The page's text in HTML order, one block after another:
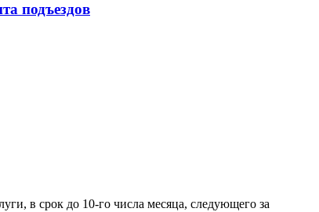
подъездов
в срок до 10-го числа месяца, следующего за